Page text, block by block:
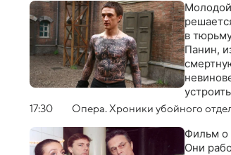
в
Панин,
17:30 Опера. Хроники убойного
Фильм о
Они